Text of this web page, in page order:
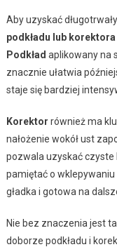
Aby uzyskać
podkładu lub korektora
Podkład aplikowany na
znacznie ułatwia
staje się bardziej
Korektor również ma
nałożenie wokół ust
pozwala uzyskać czyste
pamiętać o wklepywaniu
gładka i gotowa na
Nie bez znaczenia jest
doborze podkładu i